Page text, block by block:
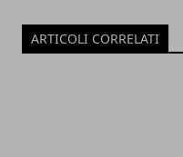
ARTICOLI CORRELATI